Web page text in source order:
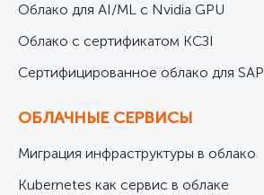
Облако для AI/ML с Nvidia GPU
Облако с сертификатом КСЗІ
Cертифицированное облако для SAP
ОБЛАЧНЫЕ СЕРВИСЫ
Миграция инфраструктуры в облако
Kubernetes как сервис в облаке